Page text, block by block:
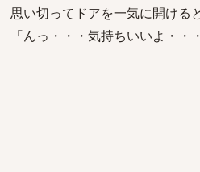
思い切ってドアを一気に開ける
「んっ・・・気持ちいいよ・・